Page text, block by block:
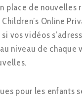
place de nouvelles
Children’s Online
vos vidéos
niveau de
pour les